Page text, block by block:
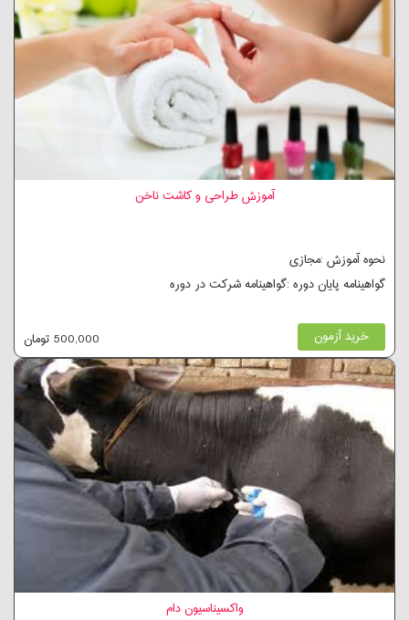
آموزش طراحی و کاشت ناخن
نحوه آموزش :مجازی
گواهینامه پایان دوره :گواهینامه شرکت در دوره
خرید آزمون 500,000 تومان
واکسیناسیون دام